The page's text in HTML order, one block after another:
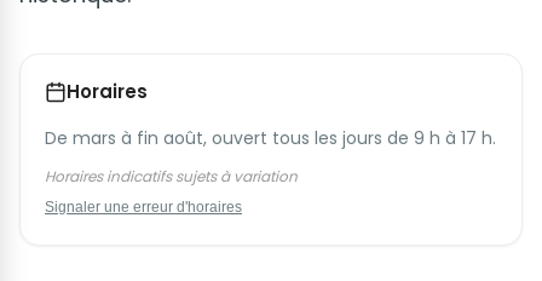
Horaires
De mars à fin août, ouvert tous les jours de 9 h à 17 h.
Horaires indicatifs sujets à variation
Signaler une erreur d'horaires